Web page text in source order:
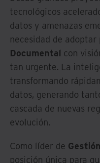
tecnológicos
datos y amenazas
necesidad de adoptar
Documental con
tan urgente. La
transformando
datos, generando
cascada de nuevas
evolución.
Como líder de
posición única para